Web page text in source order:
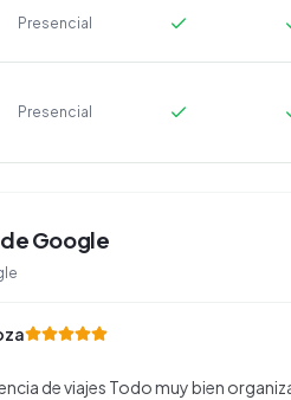
Presencial
Presencial
de Google
de viajes Todo muy bien